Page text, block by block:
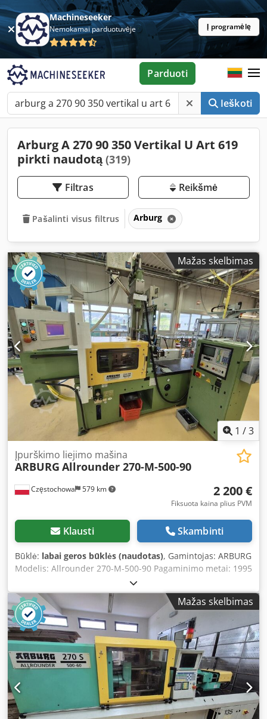
Machineseeker
Nemokamai parduotuvėje Į programėlę
Ieškoti
Parduoti
Arburg A 270 90 350 Vertikal U Art 619
pirkti naudotą(319)
Filtras Reikšmė
Pašalinti visus filtrus Arburg
Mažas skelbimas
1 /3
Częstochowa 579 km
Įpurškimo liejimo mašina
ARBURG Allrounder 270-M-500-90
2 200 €
Fiksuota kaina plius PVM
Klausti Skambinti
Būklė: labai geros būklės (naudotas), Gamintojas: ARBURG
Modelis: Allrounder 270-M-500-90 Pagaminimo metai: 1995
Codpfx Acsx Eitbj Esha Serijos numeris: 164822 Valdymo
sistema: Valdymo blokas: Arburg Multronica Įpurškimo
įrenginys: Įpurškimo tipas: vertikalus (vertikali įpurškimo
sistema) Sraigto skersmuo: Ø 20 mm Uždarymo įrenginys:
Suspaudimo jėga: 500 kN Papildoma įranga: Pick system:
detalių paėmimo sistema Divider chute: paskirstymo
latakas / rūšiuojamasis latakas Danga: pilnas apsauginis
gaubtas (enclosure)
Mažas skelbimas